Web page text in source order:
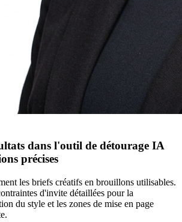
dans l'outil de détourage IA
précises
les briefs créatifs en brouillons utilisables.
d'invite détaillées pour la
du style et les zones de mise en page